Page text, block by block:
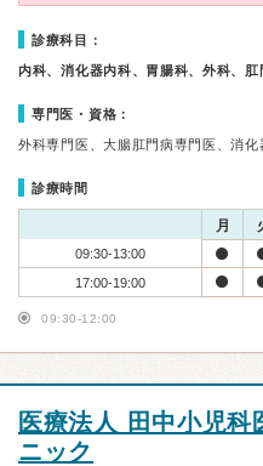
診療科目：
内科、消化器内科、胃腸科、外科、肛
専門医・資格：
外科専門医、大腸肛門病専門医、消化
診療時間
月
09:30-13:00
17:00-19:00
09:30-12:00
医療法人 田中小児科
ニック